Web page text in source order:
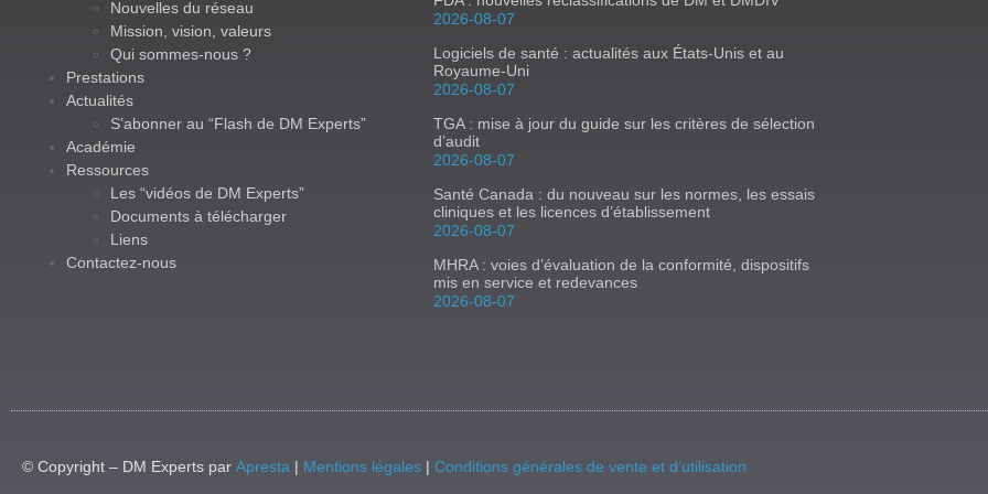
Nouvelles du réseau
Mission, vision, valeurs
Qui sommes-nous ?
Prestations
Actualités
S’abonner au “Flash de DM Experts”
Académie
Ressources
Les “vidéos de DM Experts”
Documents à télécharger
Liens
Contactez-nous
2026-08-07
Logiciels de santé : actualités aux États-Unis et au
Royaume-Uni
2026-08-07
TGA : mise à jour du guide sur les critères de sélection
d’audit
2026-08-07
Santé Canada : du nouveau sur les normes, les essais
cliniques et les licences d’établissement
2026-08-07
MHRA : voies d’évaluation de la conformité, dispositifs
mis en service et redevances
2026-08-07
© Copyright – DM Experts par Apresta | Mentions légales | Conditions générales de vente et d’utilisation